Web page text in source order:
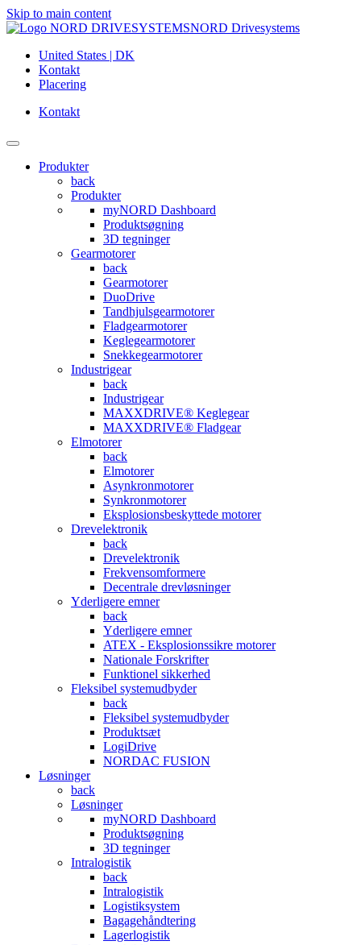
Skip to main content
NORD Drivesystems
United States | DK
Kontakt
Placering
Kontakt
Produkter
back
Produkter
myNORD Dashboard
Produktsøgning
3D tegninger
Gearmotorer
back
Gearmotorer
DuoDrive
Tandhjulsgearmotorer
Fladgearmotorer
Keglegearmotorer
Snekkegearmotorer
Industrigear
back
Industrigear
MAXXDRIVE® Keglegear
MAXXDRIVE® Fladgear
Elmotorer
back
Elmotorer
Asynkronmotorer
Synkronmotorer
Eksplosionsbeskyttede motorer
Drevelektronik
back
Drevelektronik
Frekvensomformere
Decentrale drevløsninger
Yderligere emner
back
Yderligere emner
ATEX - Eksplosionssikre motorer
Nationale Forskrifter
Funktionel sikkerhed
Fleksibel systemudbyder
back
Fleksibel systemudbyder
Produktsæt
LogiDrive
NORDAC FUSION
Løsninger
back
Løsninger
myNORD Dashboard
Produktsøgning
3D tegninger
Intralogistik
back
Intralogistik
Logistiksystem
Bagagehåndtering
Lagerlogistik